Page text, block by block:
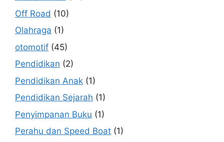
Off Road (10)
Olahraga (1)
otomotif (45)
Pendidikan (2)
Pendidikan Anak (1)
Pendidikan Sejarah (1)
Penyimpanan Buku (1)
Perahu dan Speed Boat (1)